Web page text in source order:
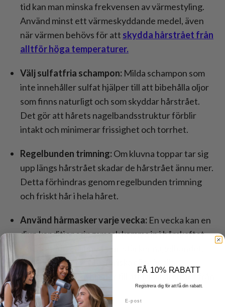
tid kan man minska frekvensen av värmestyling.
Använd minst ett värmeskyddande medel, även
när värmen behövs för att skydda hårstrået från
alltför höga temperaturer.
Välj sulfatfria schampon: Milda schampon som
inte innehåller sulfat hjälper till att bibehålla oljor
som finns naturligt och som skyddar hårstrået.
Det gör att hårets nagelbandsstruktur förblir
intakt och minimerar frissighet och torrhet.
Regelbunden trimning:Om kluvna toppar tar sig
upp längs hårstrået skadar de hårstrået ännu mer.
Detta förhindras genom regelbunden trimning
och friskt hår i hela håret.
Använd hårmasker varje vecka: En vecka kan en
djup konditioneringsmask komma in i hårskaftet
Keratin, protein och eteriska oljor är alla
ingredienser som hjälper till att läka hårstrået från
insidan och ut.
FÅ 10% RABATT
Registrera dig för att få din rabatt.